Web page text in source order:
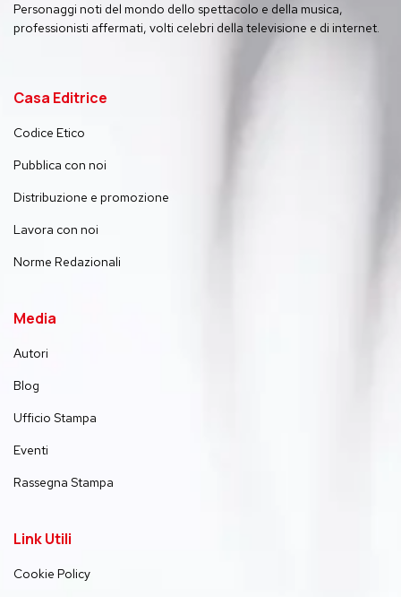
Personaggi noti del mondo dello spettacolo e della musica,
professionisti affermati, volti celebri della televisione e di internet.
Casa Editrice
Codice Etico
Pubblica con noi
Distribuzione e promozione
Lavora con noi
Norme Redazionali
Media
Autori
Blog
Ufficio Stampa
Eventi
Rassegna Stampa
Link Utili
Cookie Policy